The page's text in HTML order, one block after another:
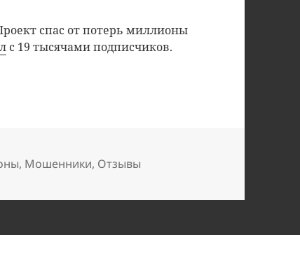
спас от потерь миллионы
с 19 тысячами подписчиков.
, Мошенники, Отзывы